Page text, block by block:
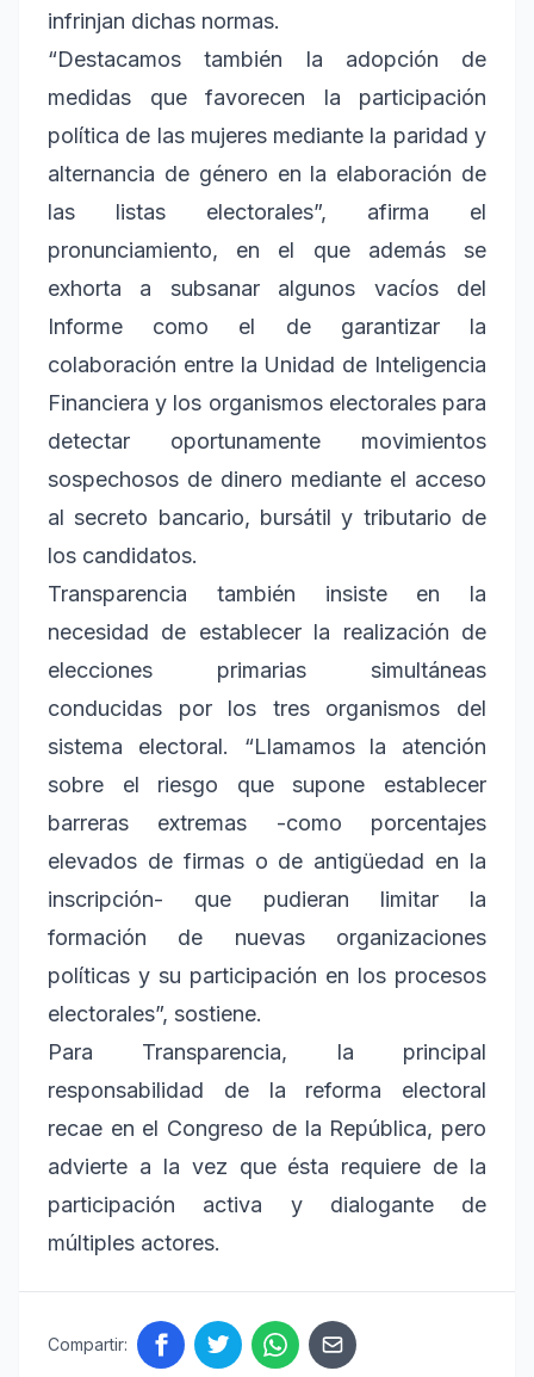
infrinjan dichas normas.
“Destacamos también la adopción de
medidas que favorecen la participación
política de las mujeres mediante la paridad y
alternancia de género en la elaboración de
las listas electorales”, afirma el
pronunciamiento, en el que además se
exhorta a subsanar algunos vacíos del
Informe como el de garantizar la
colaboración entre la Unidad de Inteligencia
Financiera y los organismos electorales para
detectar oportunamente movimientos
sospechosos de dinero mediante el acceso
al secreto bancario, bursátil y tributario de
los candidatos.
Transparencia también insiste en la
necesidad de establecer la realización de
elecciones primarias simultáneas
conducidas por los tres organismos del
sistema electoral. “Llamamos la atención
sobre el riesgo que supone establecer
barreras extremas -como porcentajes
elevados de firmas o de antigüedad en la
inscripción- que pudieran limitar la
formación de nuevas organizaciones
políticas y su participación en los procesos
electorales”, sostiene.
Para Transparencia, la principal
responsabilidad de la reforma electoral
recae en el Congreso de la República, pero
advierte a la vez que ésta requiere de la
participación activa y dialogante de
múltiples actores.
Compartir: